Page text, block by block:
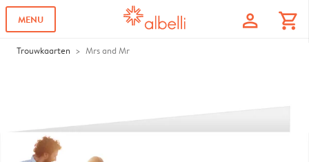
MENU profile shopping_cart
Trouwkaarten Mrs and Mr